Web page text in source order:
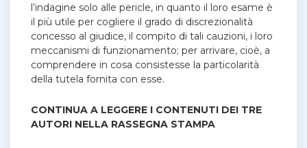
l’indagine solo alle pericle, in quanto il loro esame è
il più utile per cogliere il grado di discrezionalità
concesso al giudice, il compito di tali cauzioni, i loro
meccanismi di funzionamento; per arrivare, cioè, a
comprendere in cosa consistesse la particolarità
della tutela fornita con esse.
CONTINUA A LEGGERE I CONTENUTI DEI TRE
AUTORI NELLA RASSEGNA STAMPA